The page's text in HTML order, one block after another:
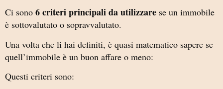
Ci sono 6 criteri principali da utilizzare se un immobile
è sottovalutato o sopravvalutato.
Una volta che li hai definiti, è quasi matematico sapere se
quell’immobile è un buon affare o meno:
Questi criteri sono: